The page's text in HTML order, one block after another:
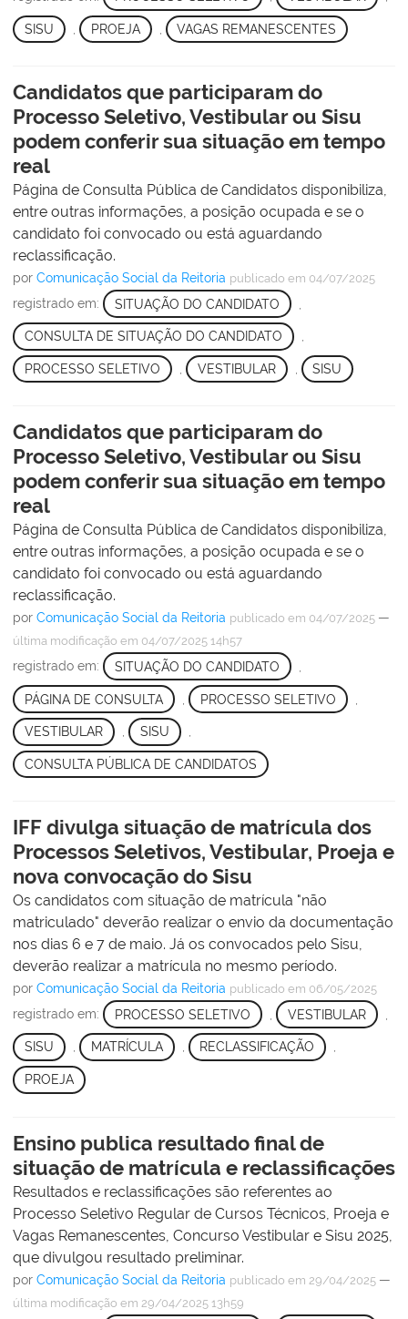
SISU PROEJA VAGAS REMANESCENTES
Candidatos que participaram do
Processo Seletivo, Vestibular ou Sisu
podem conferir sua situação em tempo
real
Página de Consulta Pública de Candidatos disponibiliza,
entre outras informações, a posição ocupada e se o
candidato foi convocado ou está aguardando
reclassificação.
por Comunicação Social da Reitoria publicado em 04/07/2025
registrado em: SITUAÇÃO DO CANDIDATO
CONSULTA DE SITUAÇÃO DO CANDIDATO ,
PROCESSO SELETIVO VESTIBULAR SISU
Candidatos que participaram do
Processo Seletivo, Vestibular ou Sisu
podem conferir sua situação em tempo
real
Página de Consulta Pública de Candidatos disponibiliza,
entre outras informações, a posição ocupada e se o
candidato foi convocado ou está aguardando
reclassificação.
por Comunicação Social da Reitoria publicado em 04/07/2025 —
última modificação em 04/07/2025 14h57
registrado em: SITUAÇÃO DO CANDIDATO
PÁGINA DE CONSULTA PROCESSO SELETIVO
VESTIBULAR , SISU ,
CONSULTA PÚBLICA DE CANDIDATOS
IFF divulga situação de matrícula dos
Processos Seletivos, Vestibular, Proeja e
nova convocação do Sisu
Os candidatos com situação de matrícula "não
matriculado" deverão realizar o envio da documentação
nos dias 6 e 7 de maio. Já os convocados pelo Sisu,
deverão realizar a matrícula no mesmo período.
por Comunicação Social da Reitoria publicado em 06/05/2025
registrado em: PROCESSO SELETIVO VESTIBULAR
SISU , MATRÍCULA , RECLASSIFICAÇÃO ,
PROEJA
Ensino publica resultado final de
situação de matrícula e reclassificações
Resultados e reclassificações são referentes ao
Processo Seletivo Regular de Cursos Técnicos, Proeja e
Vagas Remanescentes, Concurso Vestibular e Sisu 2025,
que divulgou resultado preliminar.
por Comunicação Social da Reitoria publicado em 29/04/2025 —
última modificação em 29/04/2025 13h59